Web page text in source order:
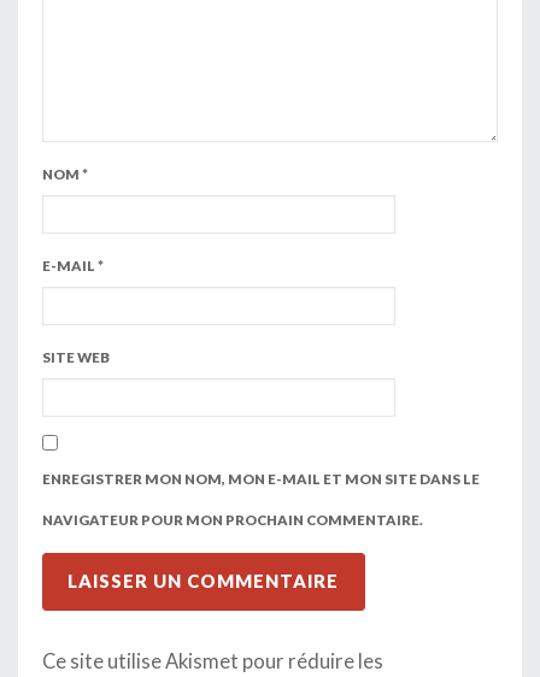
NOM *
E-MAIL *
SITE WEB
ENREGISTRER MON NOM, MON E-MAIL ET MON SITE DANS LE
NAVIGATEUR POUR MON PROCHAIN COMMENTAIRE.
Ce site utilise Akismet pour réduire les